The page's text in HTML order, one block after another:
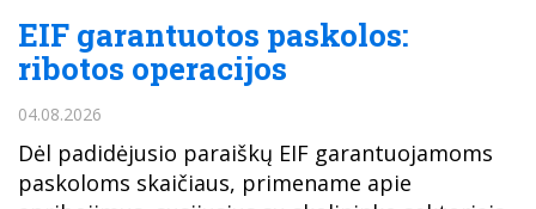
EIF garantuotos paskolos:
ribotos operacijos
04.08.2026
Dėl padidėjusio paraiškų EIF garantuojamoms
paskoloms skaičiaus, primename apie